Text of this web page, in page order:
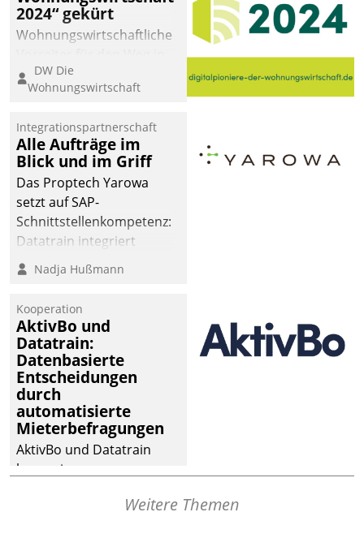
2024“ gekürt
Wohnungswirtschaftliche
eine digitale Zukunft zu
finden, ist das Ziel des
der
Wohnungswirtschaft“.
Bewerben können sich
dafür ein Team
bestehend aus
Wohnungsunternehmen
und PropTech.
DW Die
Wohnungswirtschaft
Integrationspartnerschaft
Alle Aufträge im
Blick und im Griff
Das Proptech Yarowa
setzt auf SAP-
Schnittstellenkompetenz:
Datatrain integriert
Yarowas Portal zur
Vergabe und Verwaltung
operativen
Instandhaltung in die
SAP-Systemlandschaft
deutscher
Wohnungsunternehmen
– und beschleunigt damit
den Weg vom
Mieteranliegen zum
Dienstleisterauftrag.
Nadja Hußmann
Kooperation
AktivBo und
Datatrain:
Datenbasierte
Entscheidungen
durch
automatisierte
Mieterbefragungen
AktivBo und Datatrain
kooperieren –
profitieren: Die nahtloseWeitere Themen